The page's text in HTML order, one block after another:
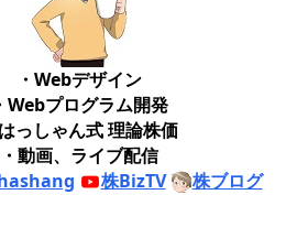
・Webデザイン
Webプログラム開発
はっしゃん式 理論株価
・動画、ライブ配信
株BizTV 株ブログ